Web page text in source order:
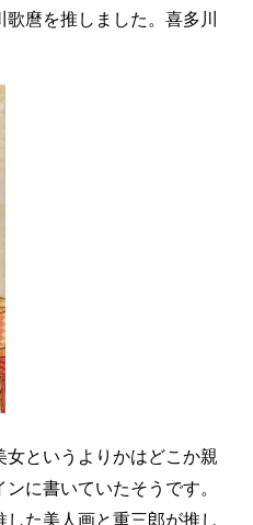
麿を推しました。喜多川
というよりかはどこか親
に書いていたそうです。
た美人画と重三郎が推し